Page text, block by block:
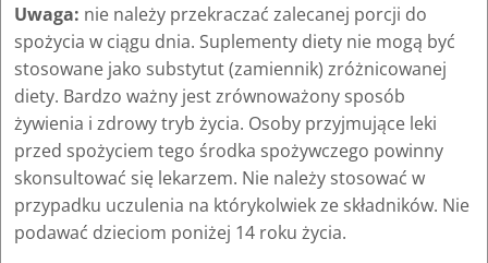
Uwaga: nie należy przekraczać zalecanej porcji do
spożycia w ciągu dnia. Suplementy diety nie mogą być
stosowane jako substytut (zamiennik) zróżnicowanej
diety. Bardzo ważny jest zrównoważony sposób
żywienia i zdrowy tryb życia. Osoby przyjmujące leki
przed spożyciem tego środka spożywczego powinny
skonsultować się lekarzem. Nie należy stosować w
przypadku uczulenia na którykolwiek ze składników. Nie
podawać dzieciom poniżej 14 roku życia.